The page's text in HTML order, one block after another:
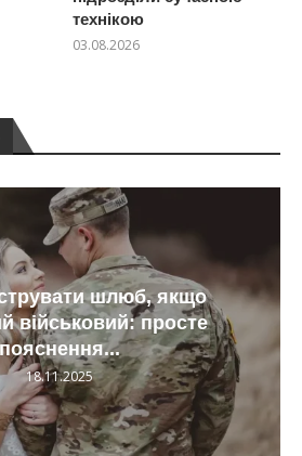
технікою
03.08.2026
шлюб, якщо
військовий: просте
пояснення...
18.11.2025